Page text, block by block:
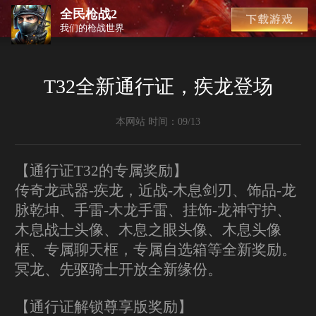
全民枪战2
我们的枪战世界
T32全新通行证，疾龙登场
本网站 时间：09/13
【通行证T32的专属奖励】
传奇龙武器-疾龙，近战-木息剑刃、饰品-龙
脉乾坤、手雷-木龙手雷、挂饰-龙神守护、
木息战士头像、木息之眼头像、木息头像
框、专属聊天框，专属自选箱等全新奖励。
冥龙、先驱骑士开放全新缘份。
【通行证解锁尊享版奖励】